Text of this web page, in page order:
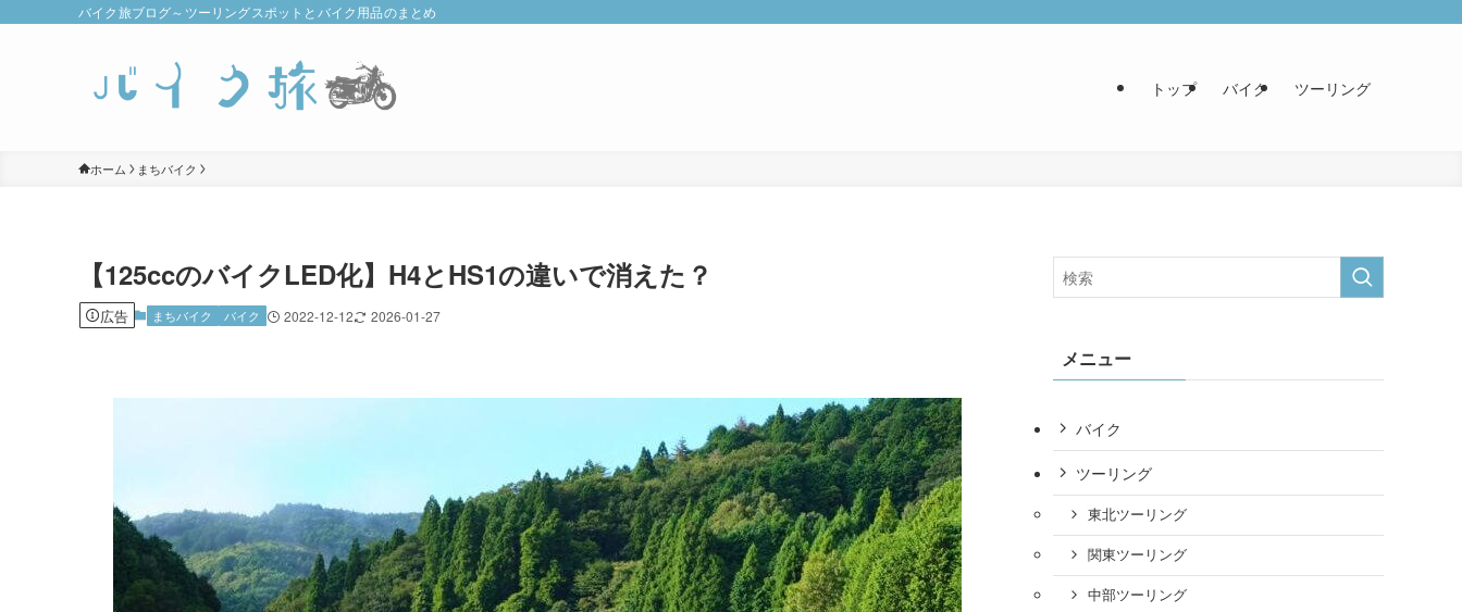
バイク旅ブログ～ツーリングスポットとバイク用品のまとめ
トップ バイク ツーリング
ホーム まちバイク
【125ccのバイクLED化】H4とHS1の違いで消えた？
広告 まちバイク バイク 2022-12-12 2026-01-27
メニュー
バイク
ツーリング
東北ツーリング
関東ツーリング
中部ツーリング